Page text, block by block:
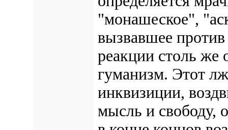
"монашеское",
вызвавшее против
реакции столь же
гуманизм. Этот
инквизиции,
мысль и свободу,